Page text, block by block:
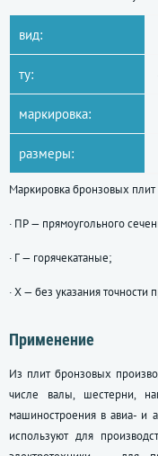
вид:
ту:
маркировка:
размеры:
Маркировка бронзовых плит
· ПР — прямоугольного
· Г — горячекатаные;
· Х — без указания точности
Применение
Из плит бронзовых
числе валы, шестерни,
машиностроения в авиа- и
используют для